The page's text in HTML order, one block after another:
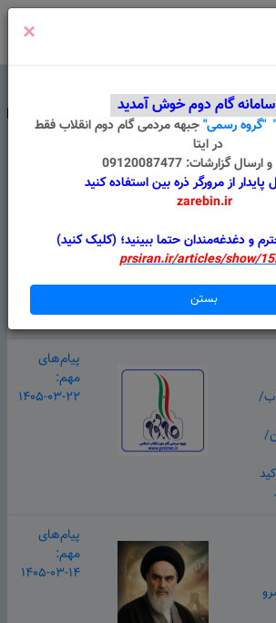
پیوست دسته بندی
پیام‌های
مهم:
۱۴۰۵-۰۳-۲۲
پیام‌های
مهم:
۱۴۰۵-۰۳-۱۴
×
گام دوم خوش آمدید
"گروه رسمی"جبهه مردمی گام دوم انقلابفقط
در ایتا
گزارشات: 09120087477
پایدار از مرورگر ذره بین استفاده کنید
zarebin.ir
و دغدغه‌مندان حتما ببینید؛ (کلیک کنید)
prsiran.ir/articles/show/
بستن